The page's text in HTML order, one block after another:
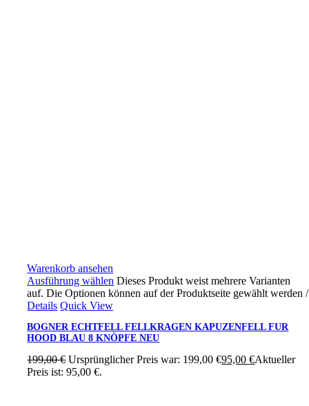
Warenkorb ansehen
Ausführung wählen Dieses Produkt weist mehrere Varianten
auf. Die Optionen können auf der Produktseite gewählt werden/
Details Quick View
BOGNER ECHTFELL FELLKRAGEN KAPUZENFELL FUR
HOOD BLAU 8 KNÖPFE NEU
199,00€ Ursprünglicher Preis war: 199,00 €95,00€Aktueller
Preis ist: 95,00 €.